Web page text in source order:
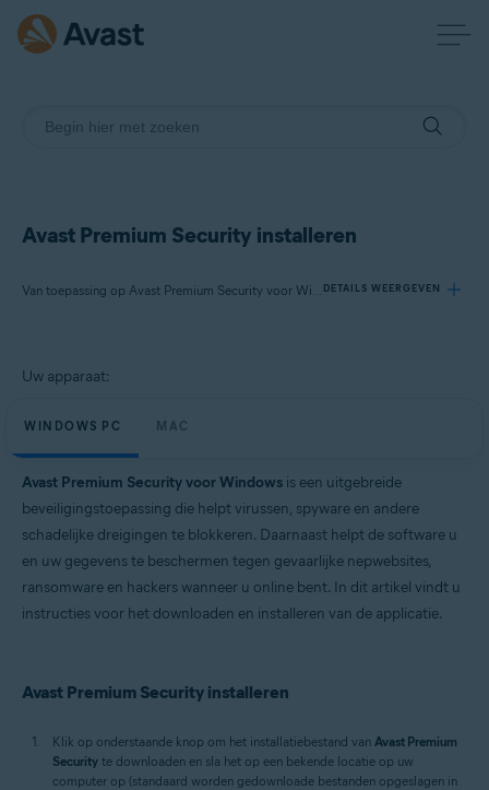
Avast Premium Security installeren
Van toepassing op Avast Premium Security voor Windows, Avast Premium Security voor Mac DETAILS WEERGEVEN
Producten:
Avast Premium Security 15.x voor Mac
Microsoft Windows 10 Home / Pro / Enterprise / Education – 32-/64-bits
Microsoft Windows 8.1 / Pro / Enterprise – 32-/64-bits
Microsoft Windows 8 / Pro / Enterprise – 32-/64-bits
Enterprise / Ultimate – Service Pack 1 met Convenient Rollup Update,
32-/64-bits
Apple macOS 12.x (Monterey)
Apple macOS 10.15.x (Catalina)
Apple macOS 10.14.x (Mojave)
Apple macOS 10.13.x (High Sierra)
Uw apparaat:
WINDOWS PC MAC
Avast Premium Security voor Windows is een uitgebreide
beveiligingstoepassing die helpt virussen, spyware en andere
schadelijke dreigingen te blokkeren. Daarnaast helpt de software u
en uw gegevens te beschermen tegen gevaarlijke nepwebsites,
ransomware en hackers wanneer u online bent. In dit artikel vindt u
instructies voor het downloaden en installeren van de applicatie.
Avast Premium Security installeren
Klik op onderstaande knop om het installatiebestand van Avast Premium
Security te downloaden en sla het op een bekende locatie op uw
computer op (standaard worden gedownloade bestanden opgeslagen in